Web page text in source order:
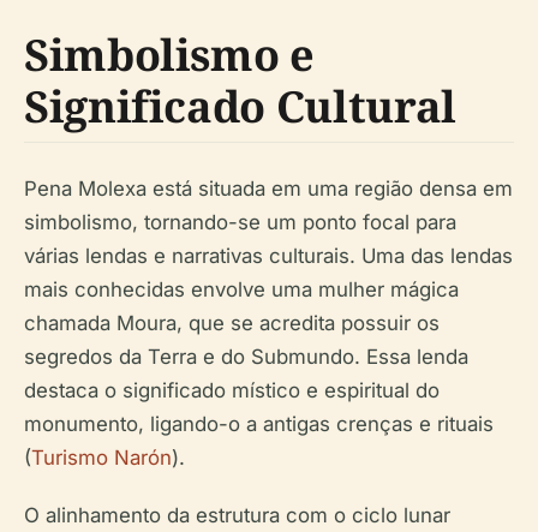
Simbolismo e
Significado Cultural
Pena Molexa está situada em uma região densa em
simbolismo, tornando-se um ponto focal para
várias lendas e narrativas culturais. Uma das lendas
mais conhecidas envolve uma mulher mágica
chamada Moura, que se acredita possuir os
segredos da Terra e do Submundo. Essa lenda
destaca o significado místico e espiritual do
monumento, ligando-o a antigas crenças e rituais
(Turismo Narón).
O alinhamento da estrutura com o ciclo lunar